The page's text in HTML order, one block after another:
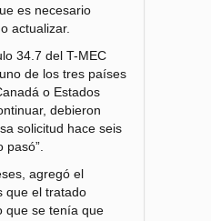
es necesario
actualizar.
34.7 del T-MEC
de los tres países
o Estados
debieron
solicitud hace seis
pasó”.
agregó el
que el tratado
que se tenía que